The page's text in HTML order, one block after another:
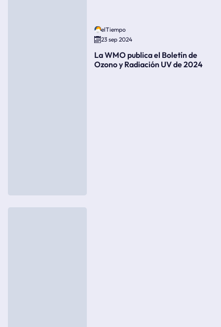
elTiempo
23 sep 2024
La WMO publica el Boletín de
Ozono y Radiación UV de 2024